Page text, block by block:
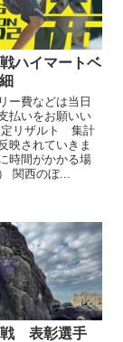
ハイマートベ
ー費などは当日
払いをお願いい
定リザルト 集計
映されていきま
時間がかかる場
関西のぼ...
戦 表彰選手